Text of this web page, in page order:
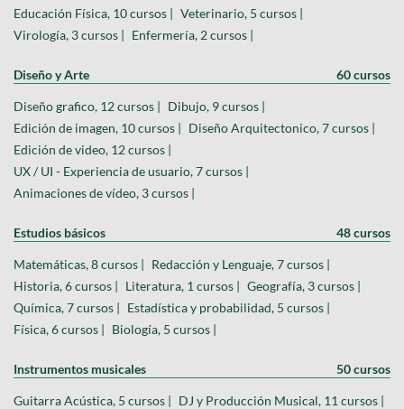
Educación Física, 10 cursos | Veterinario, 5 cursos |
Virología, 3 cursos | Enfermería, 2 cursos |
Diseño y Arte 60 cursos
Diseño grafico, 12 cursos | Dibujo, 9 cursos |
Edición de imagen, 10 cursos | Diseño Arquitectonico, 7 cursos |
Edición de video, 12 cursos |
UX / UI - Experiencia de usuario, 7 cursos |
Animaciones de vídeo, 3 cursos |
Estudios básicos 48 cursos
Matemáticas, 8 cursos | Redacción y Lenguaje, 7 cursos |
Historia, 6 cursos | Literatura, 1 cursos | Geografía, 3 cursos |
Química, 7 cursos | Estadística y probabilidad, 5 cursos |
Física, 6 cursos | Biología, 5 cursos |
Instrumentos musicales 50 cursos
Guitarra Acústica, 5 cursos | DJ y Producción Musical, 11 cursos |